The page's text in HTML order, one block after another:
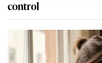
control